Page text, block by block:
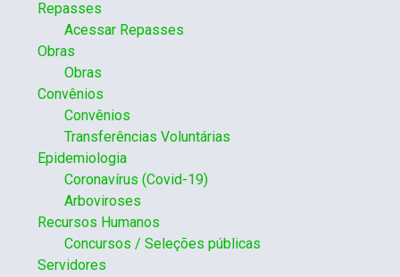
Repasses
Acessar Repasses
Obras
Obras
Convênios
Convênios
Transferências Voluntárias
Epidemiologia
Coronavírus (Covid-19)
Arboviroses
Recursos Humanos
Concursos / Seleções públicas
Servidores